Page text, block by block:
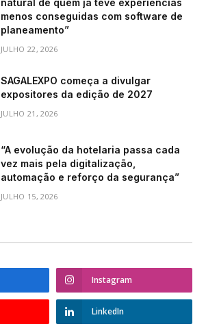
natural de quem já teve experiências
menos conseguidas com software de
planeamento”
JULHO 22, 2026
SAGALEXPO começa a divulgar
expositores da edição de 2027
JULHO 21, 2026
“A evolução da hotelaria passa cada
vez mais pela digitalização,
automação e reforço da segurança”
JULHO 15, 2026
Instagram
LinkedIn